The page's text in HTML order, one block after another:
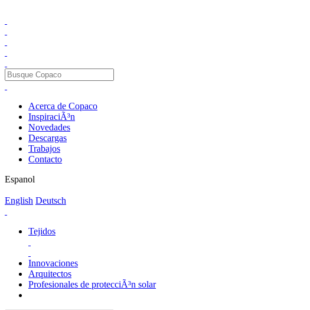
Acerca de Copaco
InspiraciÃ³n
Novedades
Descargas
Trabajos
Contacto
Espanol
English Deutsch
Tejidos
Innovaciones
Arquitectos
Profesionales de protecciÃ³n solar